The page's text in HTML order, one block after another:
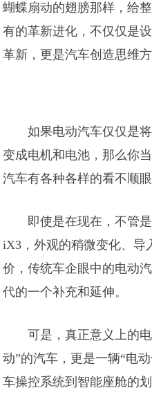
蝴蝶扇动的翅膀那样，给
有的革新进化，不仅仅是
革新，更是汽车创造思维方
如果电动汽车仅仅是
变成电机和电池，那么你
汽车有各种各样的看不顺眼
即使是在现在，不管
iX3，外观的稍微变化、导
价，传统车企眼中的电动
代的一个补充和延伸。
可是，真正意义上的
动”的汽车，更是一辆“电
车操控系统到智能座舱的划